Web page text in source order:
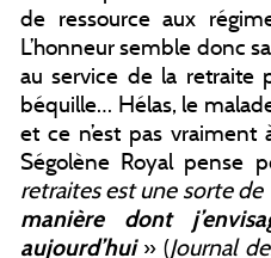
de ressource aux
L’honneur semble donc
au service de la
béquille… Hélas, le
et ce n’est pas
Ségolène Royal pense
retraites est une sorte
manière dont
aujourd’hui» (Journal